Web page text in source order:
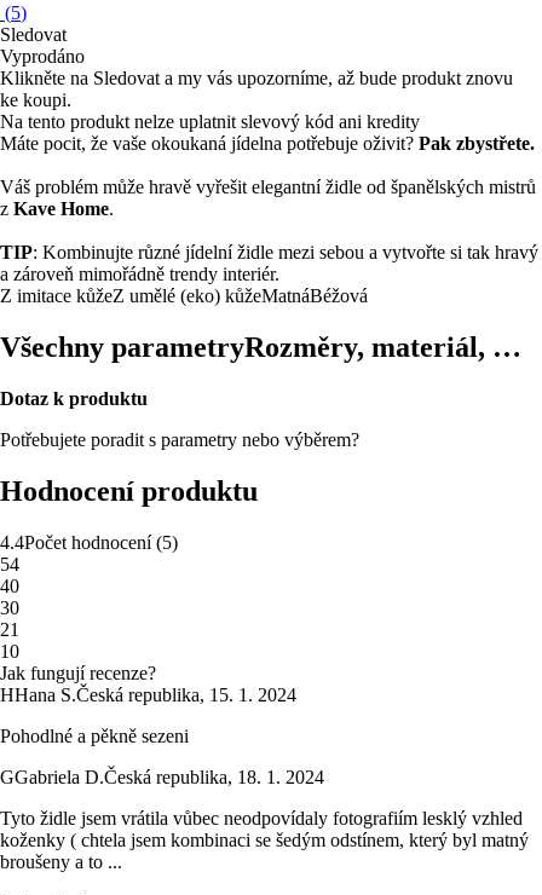
(5)
Sledovat
Vyprodáno
Klikněte na Sledovat a my vás upozorníme, až bude produkt znovu
ke koupi.
Na tento produkt nelze uplatnit slevový kód ani kredity
Máte pocit, že vaše okoukaná jídelna potřebuje oživit? Pak zbystřete.
Váš problém může hravě vyřešit elegantní židle od španělských mistrů
z Kave Home.
TIP: Kombinujte různé jídelní židle mezi sebou a vytvořte si tak hravý
a zároveň mimořádně trendy interiér.
Z imitace kůžeZ umělé (eko) kůžeMatnáBéžová
Všechny parametryRozměry, materiál, …
Dotaz k produktu
Potřebujete poradit s parametry nebo výběrem?
Hodnocení produktu
4.4Počet hodnocení(5)
54
40
30
21
10
Jak fungují recenze?
HHana S.Česká republika, 15. 1. 2024
Pohodlné a pěkně sezeni
GGabriela D.Česká republika, 18. 1. 2024
Tyto židle jsem vrátila vůbec neodpovídaly fotografiím lesklý vzhled
koženky ( chtela jsem kombinaci se šedým odstínem, který byl matný
broušeny a to ...